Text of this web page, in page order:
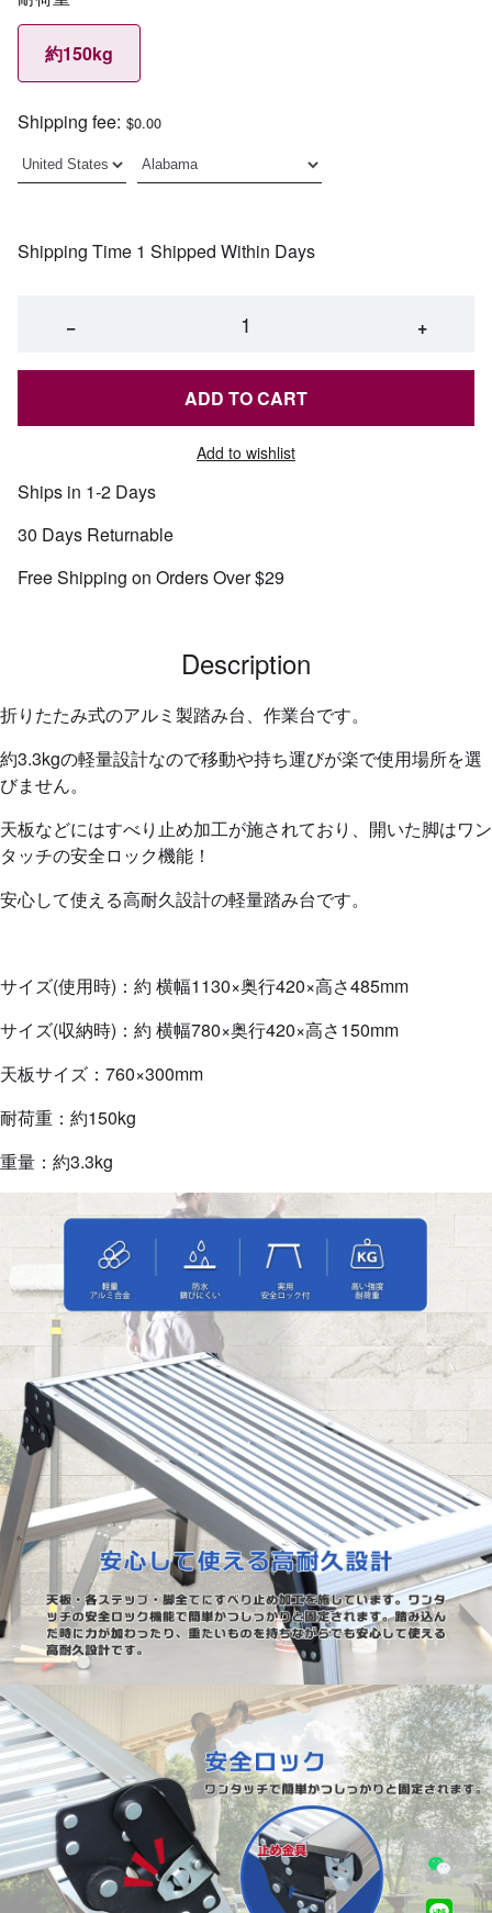
約150kg
Shipping fee: $0.00
Shipping Time 1 Shipped Within Days
− +
ADD TO CART
Add to wishlist
Ships in 1-2 Days
30 Days Returnable
Free Shipping on Orders Over $29
Description
折りたたみ式のアルミ製踏み台、作業台です。
約3.3kgの軽量設計なので移動や持ち運びが楽で使用場所を選
びません。
天板などにはすべり止め加工が施されており、開いた脚はワン
タッチの安全ロック機能！
安心して使える高耐久設計の軽量踏み台です。
サイズ(使用時)：約 横幅1130×奥行420×高さ485mm
サイズ(収納時)：約 横幅780×奥行420×高さ150mm
天板サイズ：760×300mm
耐荷重：約150kg
重量：約3.3kg